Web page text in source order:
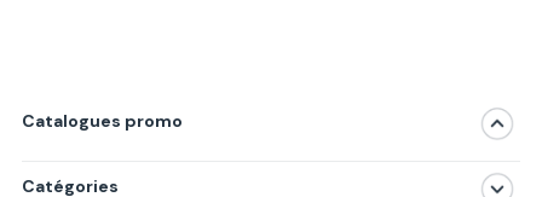
Catalogues promo
Catégories